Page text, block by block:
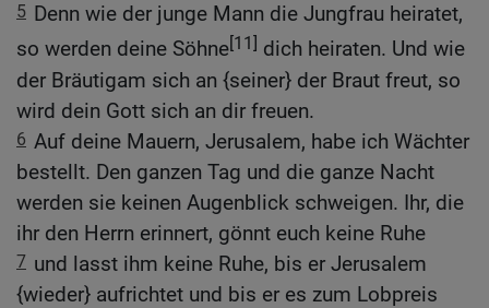
5 Denn wie der junge Mann die Jungfrau heiratet,
so werden deine Söhne[11] dich heiraten. Und wie
der Bräutigam sich an {seiner} der Braut freut, so
wird dein Gott sich an dir freuen.
6 Auf deine Mauern, Jerusalem, habe ich Wächter
bestellt. Den ganzen Tag und die ganze Nacht
werden sie keinen Augenblick schweigen. Ihr, die
ihr den Herrn erinnert, gönnt euch keine Ruhe
7 und lasst ihm keine Ruhe, bis er Jerusalem
{wieder} aufrichtet und bis er es zum Lobpreis